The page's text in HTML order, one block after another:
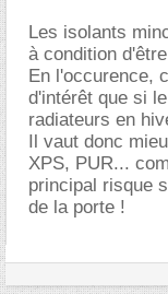
Les isolants
à condition
En l'occurence,
d'intérêt que si
radiateurs en
Il vaut donc
XPS, PUR...
principal risque
de la porte !